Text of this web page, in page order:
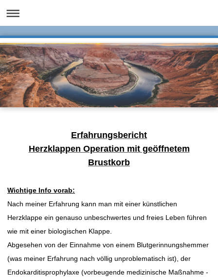
Erfahrungsbericht
Herzklappen Operation mit geöffnetem
Brustkorb
Wichtige Info vorab:
Nach meiner Erfahrung kann man mit einer künstlichen
Herzklappe ein genauso unbeschwertes und freies Leben führen
wie mit einer biologischen Klappe.
Abgesehen von der Einnahme von einem Blutgerinnungshemmer
(was meiner Erfahrung nach völlig unproblematisch ist), der
Endokarditisprophylaxe (vorbeugende medizinische Maßnahme -